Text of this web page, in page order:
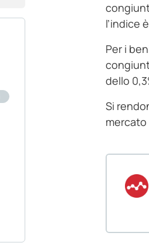
l’indice
Per i
dello
Si